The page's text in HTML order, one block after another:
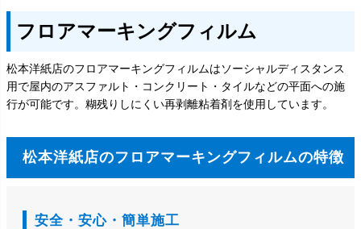
フロアマーキングフィルム
松本洋紙店のフロアマーキングフィルムはソーシャルディスタンス
用で屋内のアスファルト・コンクリート・タイルなどの平面への施
行が可能です。糊残りしにくい再剥離粘着剤を使用しています。
松本洋紙店のフロアマーキングフィルムの特徴
安全・安心・簡単施工